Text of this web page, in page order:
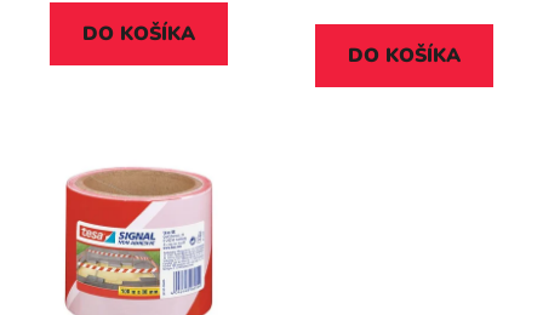
DO KOŠÍKA
DO KOŠÍKA